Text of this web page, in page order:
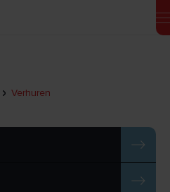
Verhuren